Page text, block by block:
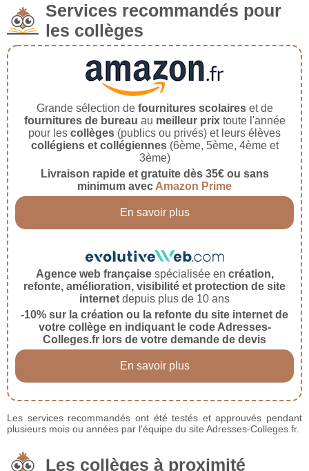
Services recommandés pour
les collèges
Grande sélection de fournitures scolaireset de
fournitures de bureau au meilleur prixtoute l'année
pour les collèges (publics ou privés) et leurs élèves
collégiens et collégiennes(6ème, 5ème, 4ème et
3ème)
Livraison rapide et gratuite dès 35€ ou sans
minimum avec Amazon Prime
En savoir plus
Agence web françaisespécialisée en création,
refonte, amélioration, visibilité et protection de site
internet depuis plus de 10 ans
-10% sur la création ou la refonte du site internet de
votre collège en indiquant le code Adresses-
Colleges.fr lors de votre demande de devis
En savoir plus
Les services recommandés ont été testés et approuvés pendant
plusieurs mois ou années par l'équipe du site Adresses-Colleges.fr.
Les collèges à proximité